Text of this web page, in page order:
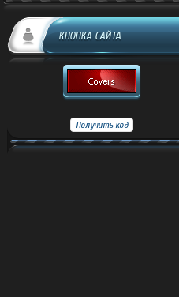
КНОПКА САЙТА